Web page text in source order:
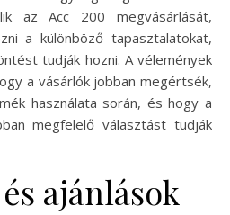
az Acc 200 megvásárlását,
a különböző tapasztalatokat,
tudják hozni. A vélemények
a vásárlók jobban megértsék,
használata során, és hogy a
megfelelő választást tudják
ajánlások